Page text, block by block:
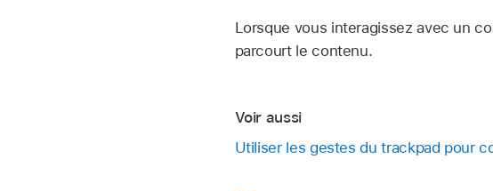
Lorsque vous interagissez avec un
parcourt le contenu.
Voir aussi
Utiliser les gestes du trackpad pour